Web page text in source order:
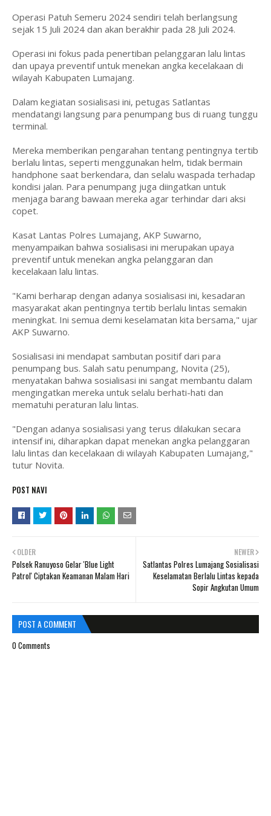
Operasi Patuh Semeru 2024 sendiri telah berlangsung
sejak 15 Juli 2024 dan akan berakhir pada 28 Juli 2024.
Operasi ini fokus pada penertiban pelanggaran lalu lintas
dan upaya preventif untuk menekan angka kecelakaan di
wilayah Kabupaten Lumajang.
Dalam kegiatan sosialisasi ini, petugas Satlantas
mendatangi langsung para penumpang bus di ruang tunggu
terminal.
Mereka memberikan pengarahan tentang pentingnya tertib
berlalu lintas, seperti menggunakan helm, tidak bermain
handphone saat berkendara, dan selalu waspada terhadap
kondisi jalan. Para penumpang juga diingatkan untuk
menjaga barang bawaan mereka agar terhindar dari aksi
copet.
Kasat Lantas Polres Lumajang, AKP Suwarno,
menyampaikan bahwa sosialisasi ini merupakan upaya
preventif untuk menekan angka pelanggaran dan
kecelakaan lalu lintas.
"Kami berharap dengan adanya sosialisasi ini, kesadaran
masyarakat akan pentingnya tertib berlalu lintas semakin
meningkat. Ini semua demi keselamatan kita bersama," ujar
AKP Suwarno.
Sosialisasi ini mendapat sambutan positif dari para
penumpang bus. Salah satu penumpang, Novita (25),
menyatakan bahwa sosialisasi ini sangat membantu dalam
mengingatkan mereka untuk selalu berhati-hati dan
mematuhi peraturan lalu lintas.
"Dengan adanya sosialisasi yang terus dilakukan secara
intensif ini, diharapkan dapat menekan angka pelanggaran
lalu lintas dan kecelakaan di wilayah Kabupaten Lumajang,"
tutur Novita.
POST NAVI
NEWER
Satlantas Polres Lumajang Sosialisasi
Keselamatan Berlalu Lintas kepada
Sopir Angkutan Umum
OLDER
Polsek Ranuyoso Gelar 'Blue Light
Patrol' Ciptakan Keamanan Malam Hari
POST A COMMENT
0 Comments